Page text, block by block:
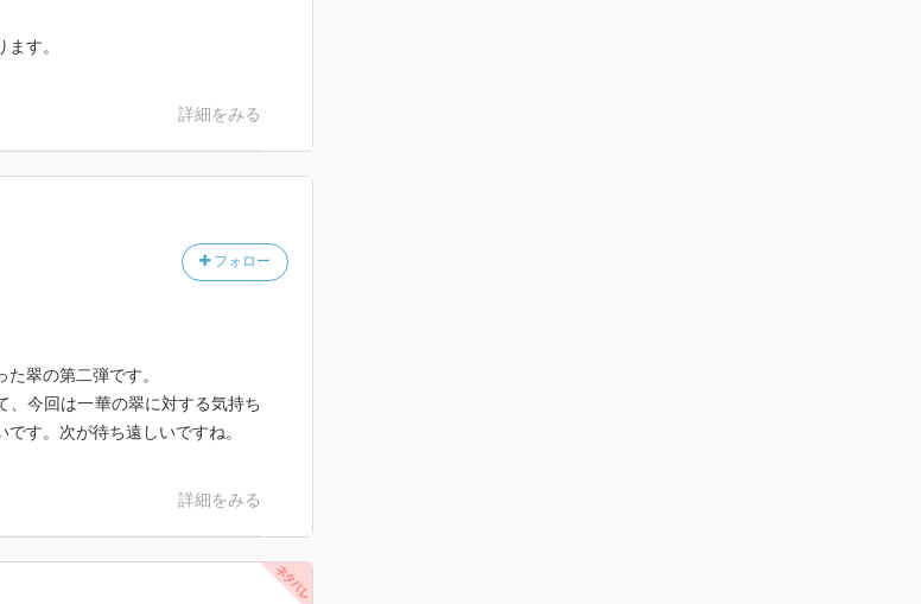
す。
詳細をみる
フォロー
翠の第二弾です。
、今回は一華の翠に対する気持ち
す。次が待ち遠しいですね。
詳細をみる